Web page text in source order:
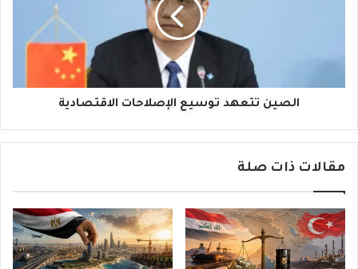
الصين تتعهد توسيع الإصلاحات الاقتصادية
مقالات ذات صلة